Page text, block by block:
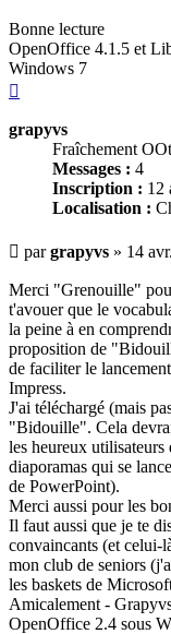
Bonne lecture
OpenOffice 4.1.5 et
Windows 7
grapyvs
Fraîchement
Messages : 4
Inscription : 12
Localisation :
Message
pargrapyvs » 14
Merci "Grenouille"
t'avouer que le
la peine à en
proposition de
de faciliter le
Impress.
J'ai téléchargé (mais
"Bidouille". Cela
les heureux
diaporamas qui se
de PowerPoint).
Merci aussi pour les
Il faut aussi que je te
convaincants (et celui-
mon club de seniors
les baskets de
Amicalement -
OpenOffice 2.4 sous